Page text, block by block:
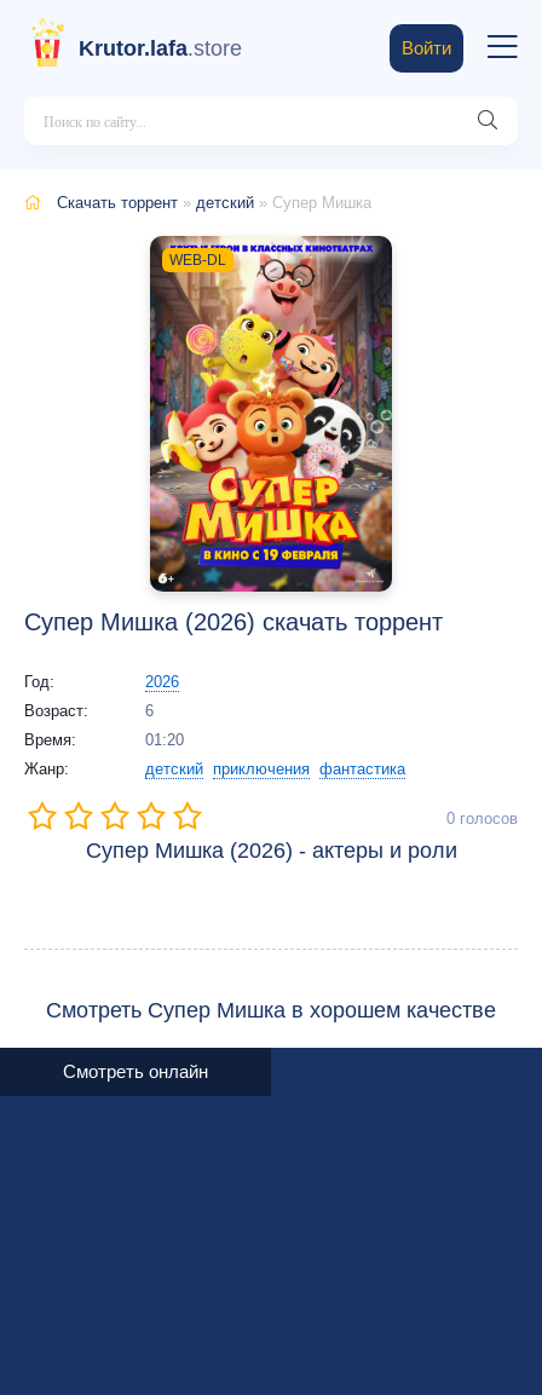
Krutor.lafa.store Войти
Скачать торрент » детский » Супер Мишка
WEB-DL
Супер Мишка (2026) скачать торрент
Год:
2026
Возраст:
6
Время:
01:20
Жанр:
детский приключения фантастика
0 голосов
Супер Мишка (2026) - актеры и роли
Смотреть Супер Мишка в хорошем качестве
Смотреть онлайн